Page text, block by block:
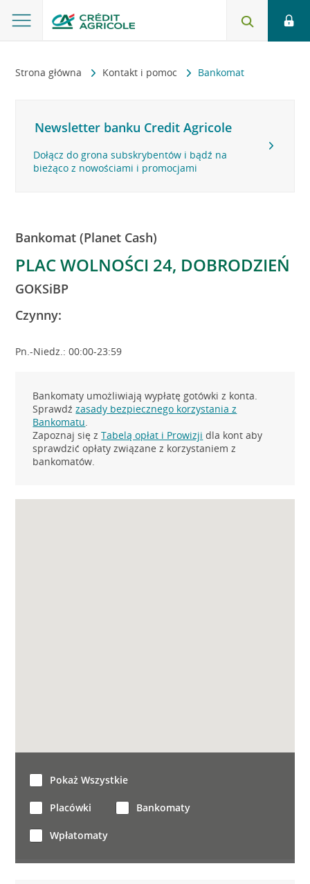
Strona główna Kontakt i pomoc Bankomat
Newsletter banku Credit Agricole
Dołącz do grona subskrybentów i bądź na
bieżąco z nowościami i promocjami
Bankomat (Planet Cash)
PLAC WOLNOŚCI 24, DOBRODZIEŃ
GOKSiBP
Czynny:
Pn.-Niedz.: 00:00-23:59
Bankomaty umożliwiają wypłatę gotówki z konta.
Sprawdźzasady bezpiecznego korzystania z
Bankomatu.
Zapoznaj się zTabelą opłat i Prowizji dla kont aby
sprawdzić opłaty związane z korzystaniem z
bankomatów.
Pokaż Wszystkie
Placówki Bankomaty
Wpłatomaty